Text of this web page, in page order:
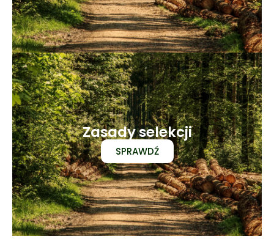
Zasady selekcji
SPRAWDŹ